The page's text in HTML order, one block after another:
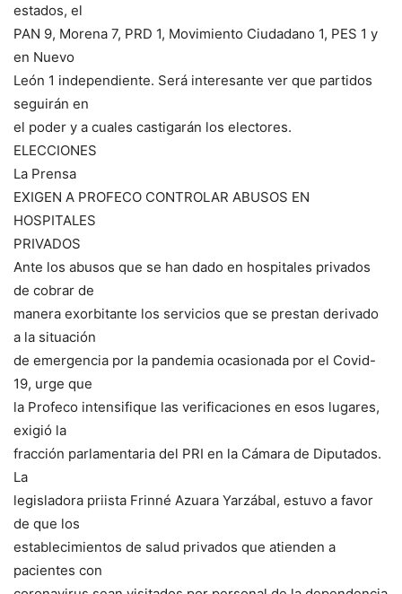
estados, el
PAN 9, Morena 7, PRD 1, Movimiento Ciudadano 1, PES 1 y
en Nuevo
León 1 independiente. Será interesante ver que partidos
seguirán en
el poder y a cuales castigarán los electores.
ELECCIONES
La Prensa
EXIGEN A PROFECO CONTROLAR ABUSOS EN
HOSPITALES
PRIVADOS
Ante los abusos que se han dado en hospitales privados
de cobrar de
manera exorbitante los servicios que se prestan derivado
a la situación
de emergencia por la pandemia ocasionada por el Covid-
19, urge que
la Profeco intensifique las verificaciones en esos lugares,
exigió la
fracción parlamentaria del PRI en la Cámara de Diputados.
La
legisladora priista Frinné Azuara Yarzábal, estuvo a favor
de que los
establecimientos de salud privados que atienden a
pacientes con